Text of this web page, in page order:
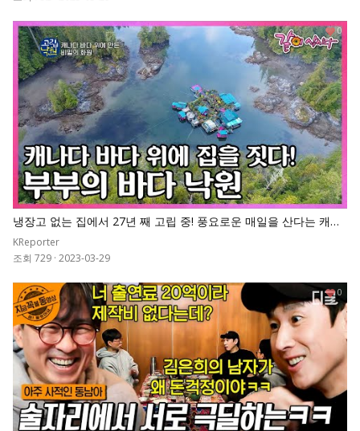
냉장고 없는 집에서 27년 째 고립 중! 풍요로운 매일을 산다는 캐나
다 부부가 직접 건설한 바다 낙원! I KBS 고립낙원
KReporter
조회 729 · 2023-03-29
0
0